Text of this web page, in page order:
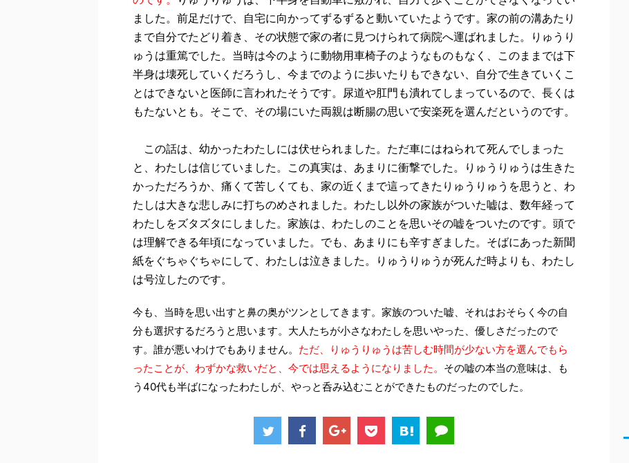
ました。前足だけで、自宅に向かってずるずると動いていたようです。家の前の溝あたり
まで自分でたどり着き、その状態で家の者に見つけられて病院へ運ばれました。りゅうり
ゅうは重篤でした。当時は今のように動物用車椅子のようなものもなく、このままでは下
半身は壊死していくだろうし、今までのように歩いたりもできない、自分で生きていくこ
とはできないと医師に言われたそうです。尿道や肛門も潰れてしまっているので、長くは
もたないとも。そこで、その場にいた両親は断腸の思いで安楽死を選んだというのです。
この話は、幼かったわたしには伏せられました。ただ車にはねられて死んでしまった
と、わたしは信じていました。この真実は、あまりに衝撃でした。りゅうりゅうは生きた
かっただろうか、痛くて苦しくても、家の近くまで這ってきたりゅうりゅうを思うと、わ
たしは大きな悲しみに打ちのめされました。わたし以外の家族がついた嘘は、数年経って
わたしをズタズタにしました。家族は、わたしのことを思いその嘘をついたのです。頭で
は理解できる年頃になっていました。でも、あまりにも辛すぎました。そばにあった新聞
紙をぐちゃぐちゃにして、わたしは泣きました。りゅうりゅうが死んだ時よりも、わたし
は号泣したのです。
今も、当時を思い出すと鼻の奥がツンとしてきます。家族のついた嘘、それはおそらく今の自
分も選択するだろうと思います。大人たちが小さなわたしを思いやった、優しさだったので
す。誰が悪いわけでもありません。 ただ、りゅうりゅうは苦しむ時間が少ない方を選んでもら
ったことが、わずかな救いだと、今では思えるようになりました。 その嘘の本当の意味は、も
う40代も半ばになったわたしが、やっと呑み込むことができたものだったのでした。